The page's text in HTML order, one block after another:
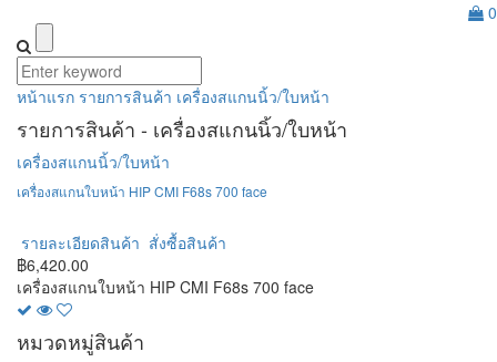
0
หน้าแรก รายการสินค้า เครื่องสแกนนิ้ว/ใบหน้า
รายการสินค้า - เครื่องสแกนนิ้ว/ใบหน้า
เครื่องสแกนนิ้ว/ใบหน้า
เครื่องสแกนใบหน้า HIP CMI F68s 700 face
รายละเอียดสินค้า สั่งซื้อสินค้า
฿6,420.00
เครื่องสแกนใบหน้า HIP CMI F68s 700 face
หมวดหมู่สินค้า